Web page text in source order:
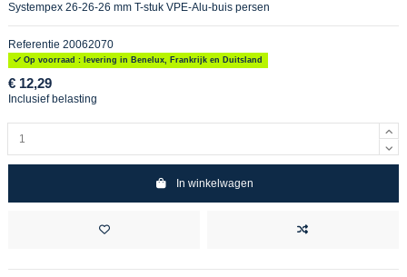
Systempex 26-26-26 mm T-stuk VPE-Alu-buis persen
Referentie 20062070
Op voorraad : levering in Benelux, Frankrijk en Duitsland
€ 12,29
Inclusief belasting
In winkelwagen